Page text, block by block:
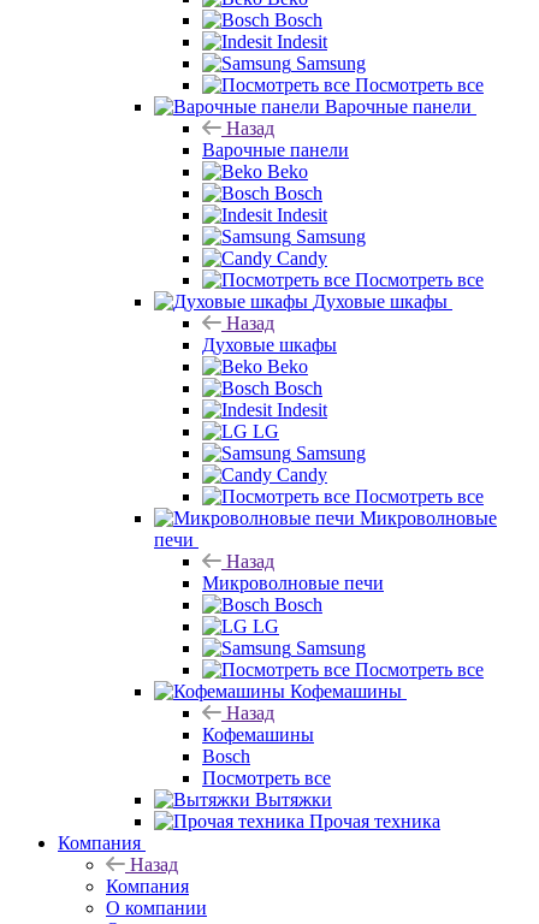
Bosch
Indesit
Samsung
Посмотреть все
Варочные панели
Назад
Варочные панели
Beko
Bosch
Indesit
Samsung
Candy
Посмотреть все
Духовые шкафы
Назад
Духовые шкафы
Beko
Bosch
Indesit
LG
Samsung
Candy
Посмотреть все
Микроволновые
печи
Назад
Микроволновые печи
Bosch
LG
Samsung
Посмотреть все
Кофемашины
Назад
Кофемашины
Bosch
Посмотреть все
Вытяжки
Прочая техника
Компания
Назад
Компания
О компании